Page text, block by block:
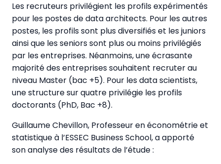
Les recruteurs privilégient les profils expérimentés
pour les postes de data architects. Pour les autres
postes, les profils sont plus diversifiés et les juniors
ainsi que les seniors sont plus ou moins privilégiés
par les entreprises. Néanmoins, une écrasante
majorité des entreprises souhaitent recruter au
niveau Master (bac +5). Pour les data scientists,
une structure sur quatre privilégie les profils
doctorants (PhD, Bac +8).
Guillaume Chevillon, Professeur en économétrie et
statistique à l’ESSEC Business School, a apporté
son analyse des résultats de l’étude :